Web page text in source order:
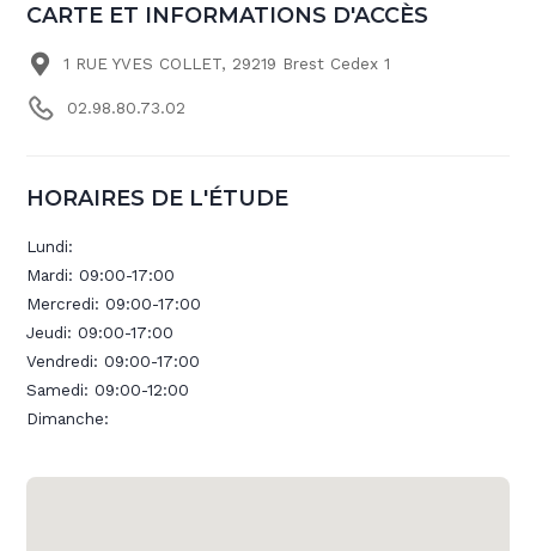
CARTE ET INFORMATIONS D'ACCÈS
1 RUE YVES COLLET, 29219 Brest Cedex 1
02.98.80.73.02
HORAIRES DE L'ÉTUDE
Lundi:
Mardi:09:00-17:00
Mercredi:09:00-17:00
Jeudi:09:00-17:00
Vendredi:09:00-17:00
Samedi:09:00-12:00
Dimanche: